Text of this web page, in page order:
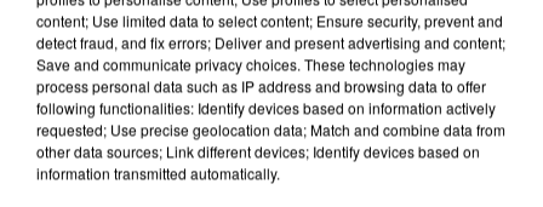
content; Use limited data to select content; Ensure security, prevent and
detect fraud, and fix errors; Deliver and present advertising and content;
Save and communicate privacy choices. These technologies may
process personal data such as IP address and browsing data to offer
following functionalities: Identify devices based on information actively
requested; Use precise geolocation data; Match and combine data from
other data sources; Link different devices; Identify devices based on
information transmitted automatically.